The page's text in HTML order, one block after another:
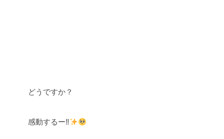
どうですか？
感動するー‼︎